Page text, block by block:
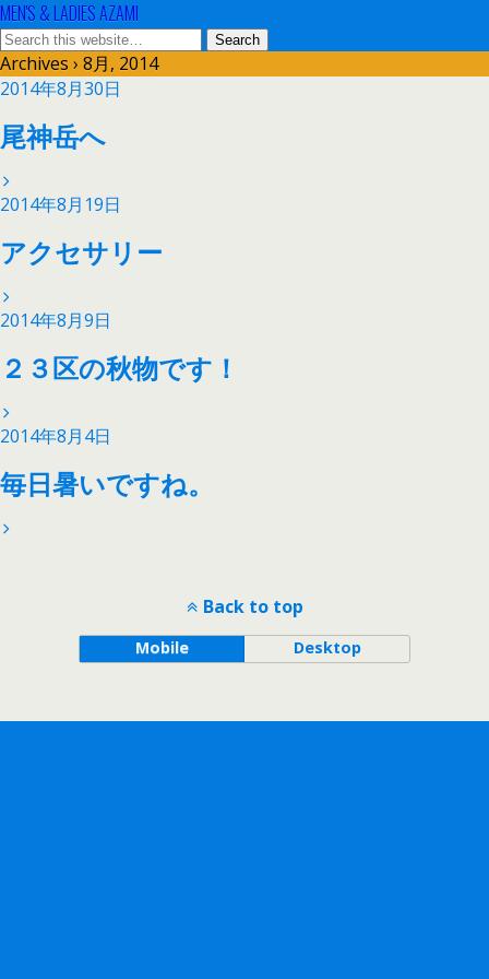
MEN'S & LADIES AZAMI
Archives › 8月, 2014
2014年8月30日
尾神岳へ
2014年8月19日
アクセサリー
2014年8月9日
２３区の秋物です！
2014年8月4日
毎日暑いですね。
Back to top
Mobile Desktop